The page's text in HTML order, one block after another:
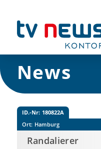
News
ID.-Nr: 180822A
Ort: Hamburg
Randalierer